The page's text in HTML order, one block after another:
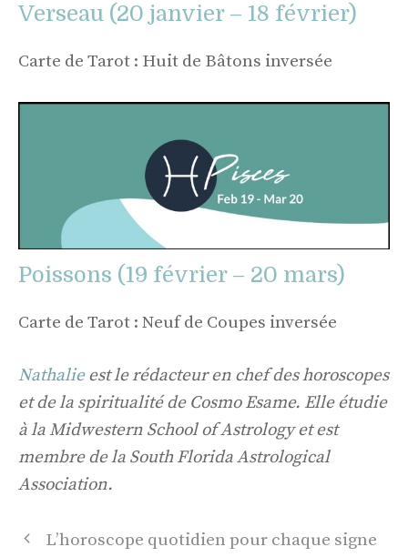
Verseau (20 janvier – 18 février)
Carte de Tarot : Huit de Bâtons inversée
Poissons (19 février – 20 mars)
Carte de Tarot : Neuf de Coupes inversée
Nathalieest le rédacteur en chef des horoscopes
et de la spiritualité de Cosmo Esame. Elle étudie
à la Midwestern School of Astrology et est
membre de la South Florida Astrological
Association.
Navigation
L’horoscope quotidien pour chaque signe